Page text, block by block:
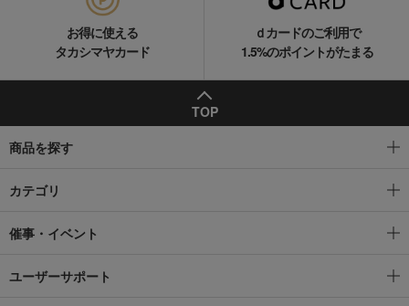
お得に使える
タカシマヤカード
ｄカードのご利用で
1.5%のポイントがたまる
TOP
商品を探す
カテゴリ
催事・イベント
ユーザーサポート